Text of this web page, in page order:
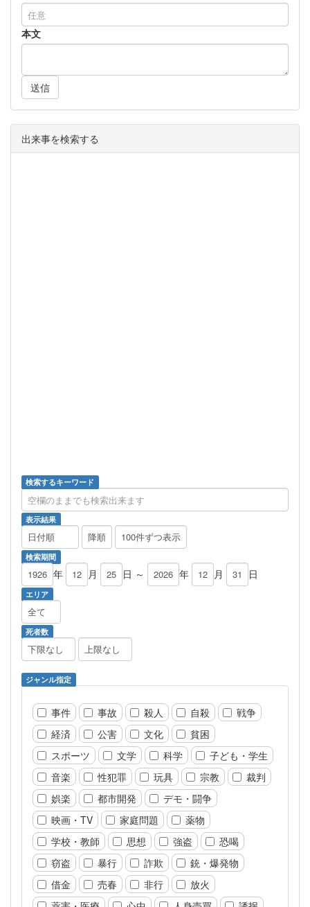
本文
送信
出来事を検索する
検索するキーワード
表示結果
検索期間
年 月 日 ～ 年 月 日
エリア
死者数
ジャンル指定
事件 事故 殺人 自殺
戦争
経済
公害 文化
貧困
スポーツ
文学 科学
子ども・学生
音楽
性犯罪 玩具 宗教
裁判
娯楽
都市開発
デモ・闘争
映画・TV
家庭問題
薬物
学校・教師
思想 強盗
恐喝
窃盗
暴行 詐欺
銃・爆発物
借金
売春 非行
放火